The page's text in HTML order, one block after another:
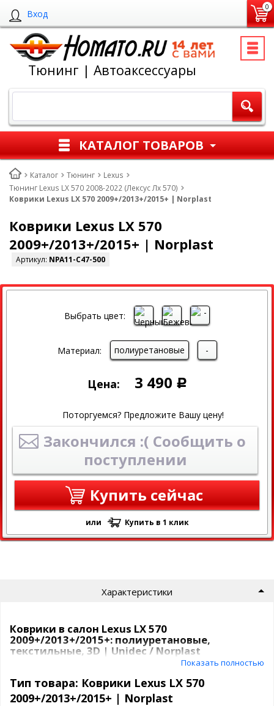
Вход
0
Тюнинг | Автоаксессуары
КАТАЛОГ ТОВАРОВ
Каталог Тюнинг
Lexus
Тюнинг Lexus LX 570 2008-2022 (Лексус Лх 570)
Коврики Lexus LX 570 2009+/2013+/2015+ | Norplast
Коврики Lexus LX 570
2009+/2013+/2015+ | Norplast
Артикул: NPA11-C47-500
Выбрать цвет:
Материал: полиуретановые -
Цена: 3 490 Р
Поторгуемся? Предложите Вашу цену!
Закончился :( Сообщить о
поступлении
Купить сейчас
или Купить в 1 клик
Характеристики
Коврики в салон Lexus LX 570
2009+/2013+/2015+: полиуретановые,
текстильные, 3D | Unidec / Norplast
Коврики Unidec в атомобиль от компаниии Норпласт бывают
изполиуретана итекстиля.
Показать полностью
Тип товара: Коврики Lexus LX 570
2009+/2013+/2015+ | Norplast